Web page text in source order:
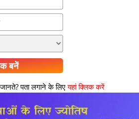
बनें
पता लगाने के लिएयहां क्लिक करें